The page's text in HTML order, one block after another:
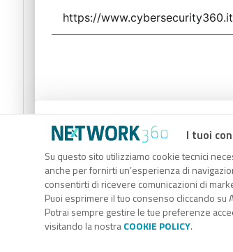
I tuoi
Su questo sito utilizziamo cookie tecnici
anche per fornirti un’esperienza di
consentirti di ricevere comunicazioni di
Puoi esprimere il tuo consenso cliccando su
Potrai sempre gestire le tue preferenze
visitando la nostraCOOKIE POLICY.
Codice Rss
Clicca sul pulsante per copiare il link
RSS link